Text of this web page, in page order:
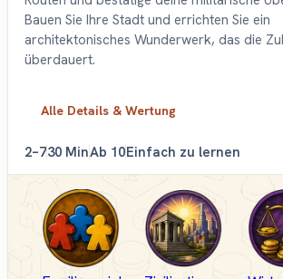
Bauen Sie Ihre Stadt und errichten Sie ein
architektonisches Wunderwerk, das die
überdauert.
Alle Details & Wertung
2–730 MinAb 10Einfach zu lernen